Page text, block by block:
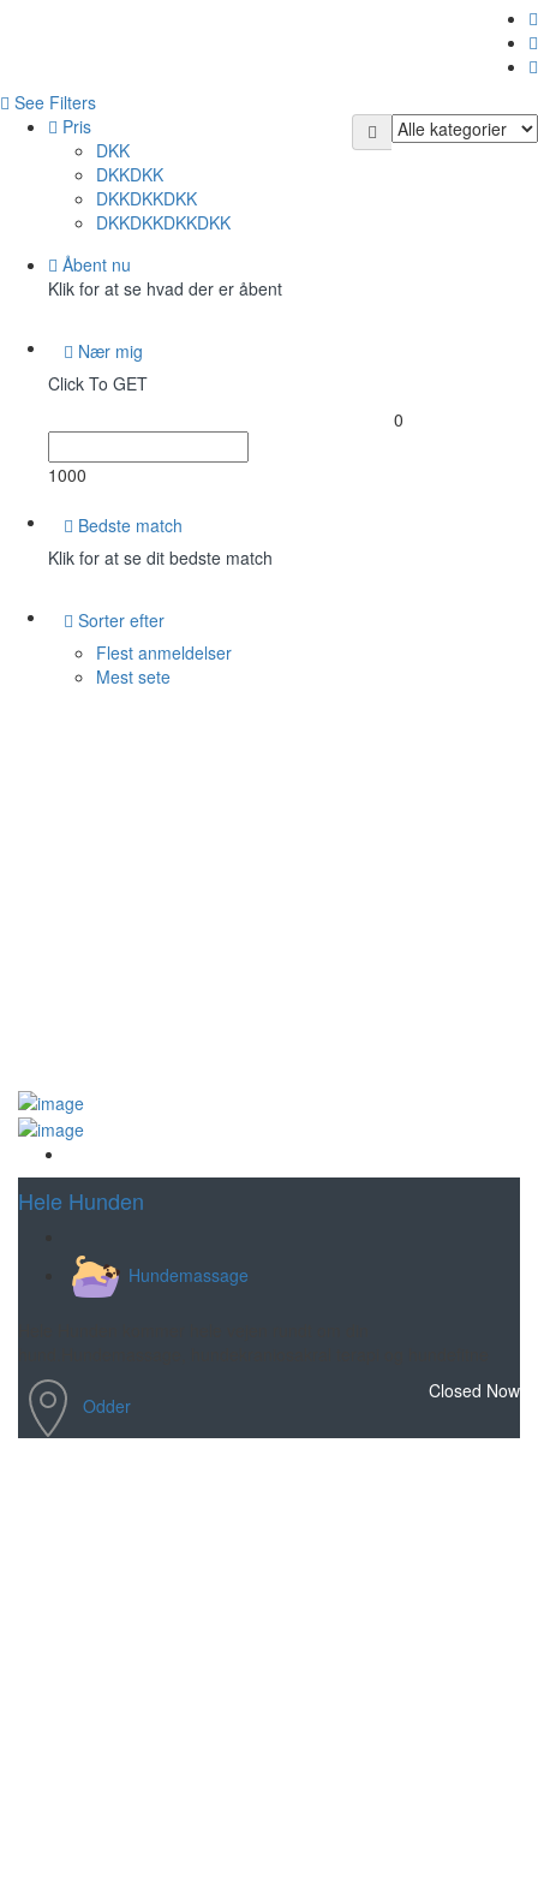
See Filters
Pris
DKK
DKKDKK
DKKDKKDKK
DKKDKKDKKDKK
Åbent nu
Klik for at se hvad der er åbent
Nær mig
Click To GET
0
1000
Bedste match
Klik for at se dit bedste match
Sorter efter
Flest anmeldelser
Mest sete
Hele Hunden
Hundemassage
Odder
Closed Now